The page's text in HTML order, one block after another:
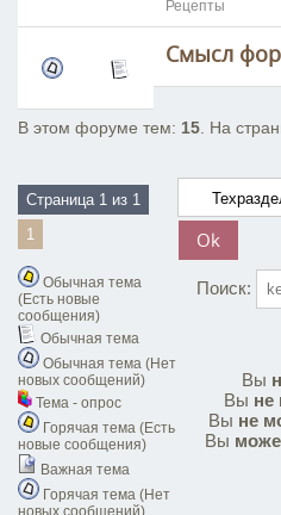
Рецепты
Смысл
В этом форуме тем: 15 . На
Страница 1 из 1
1
Обычная тема
(Есть новые
сообщения)
Обычная тема
Обычная тема (Нет
новых сообщений)
Тема - опрос
Горячая тема (Есть
новые сообщения)
Важная тема
Горячая тема (Нет
новых сообщений)
Поиск:
Вы
Вы не
Вы не
Вы